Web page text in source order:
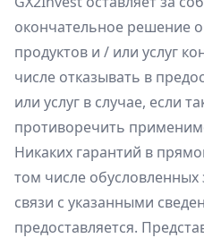
окончательное решение
продуктов и / или услуг
числе отказывать в
или услуг в случае, если
противоречить
Никаких гарантий в
том числе обусловленных
связи с указанными
предоставляется.